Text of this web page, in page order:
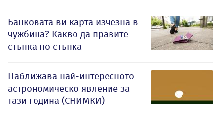
Банковата ви карта изчезна в
чужбина? Какво да правите
стъпка по стъпка
Наближава най-интересното
астрономическо явление за
тази година (СНИМКИ)